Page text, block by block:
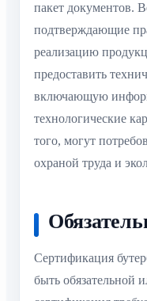
пакет документов.
подтверждающие
реализацию
предоставить
включающую
технологические
того, могут
охраной труда и
Сертификация
быть обязательной